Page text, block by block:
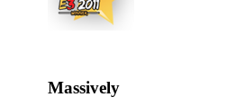
Massively